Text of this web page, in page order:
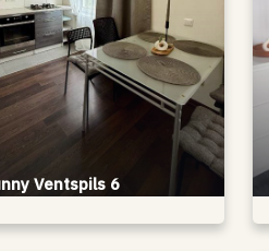
Ventspils 6